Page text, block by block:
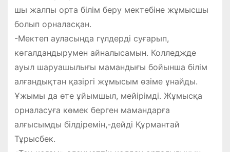
шы жалпы орта білім беру мектебіне жұмысшы
болып орналасқан.
-Мектеп ауласында гүлдерді суғарып,
көгалдандырумен айналысамын. Колледжде
ауыл шаруашылығы мамандығы бойынша білім
алғандықтан қазіргі жұмысым өзіме ұнайды.
Ұжымы да өте ұйымшыл, мейірімді. Жұмысқа
орналасуға көмек берген мамандарға
алғысымды білдіремін,-дейді Құрмантай
Тұрысбек.